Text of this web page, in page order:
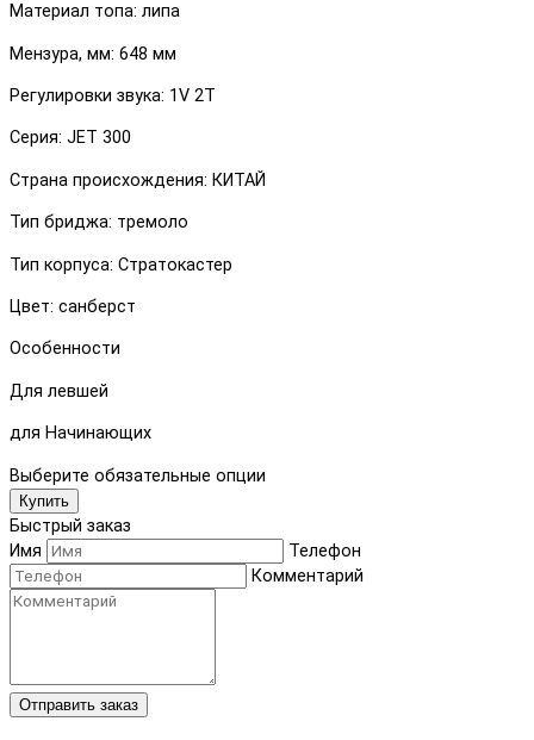
Материал топа: липа
Мензура, мм: 648 мм
Регулировки звука: 1V 2T
Серия: JET 300
Страна происхождения: КИТАЙ
Тип бриджа: тремоло
Тип корпуса: Стратокастер
Цвет: санберст
Особенности
Для левшей
для Начинающих
Выберите обязательные опции
Купить
Быстрый заказ
Имя
Телефон
Комментарий
Отправить заказ